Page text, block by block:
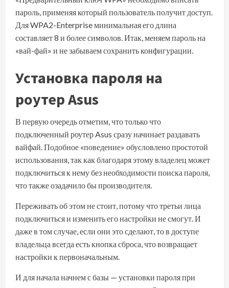
пароль, применяя который пользователь получит доступ.
Для WPA2-Enterprise минимальная его длина
составляет 8 и более символов. Итак, меняем пароль на
«вай-фай» и не забываем сохранить конфигурации.
Установка пароля на
роутер Asus
В первую очередь отметим, что только что
подключенный роутер Asus сразу начинает раздавать
вайфай. Подобное «поведение» обусловлено простотой
использования, так как благодаря этому владелец может
подключиться к нему без необходимости поиска пароля,
что также озадачило бы производителя.
Переживать об этом не стоит, потому что третьи лица
подключиться и изменить его настройки не смогут. И
даже в том случае, если они это сделают, то в доступе
владельца всегда есть кнопка сброса, что возвращает
настройки к первоначальным.
И для начала начнем с базы — установки пароля при